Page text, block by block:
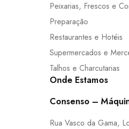
Peixarias, Frescos e
Preparação
Restaurantes e Hotéis
Supermercados e
Talhos e Charcutarias
Onde Estamos
Consenso –
Rua Vasco da Gama,